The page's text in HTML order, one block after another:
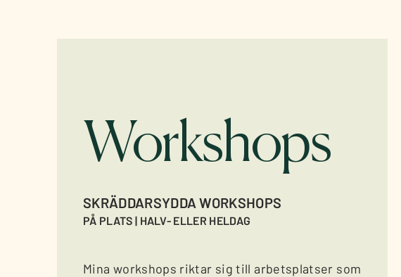
Workshops
SKRÄDDARSYDDA WORKSHOPS
PÅ PLATS | HALV- ELLER HELDAG
Mina workshops riktar sig till arbetsplatser som